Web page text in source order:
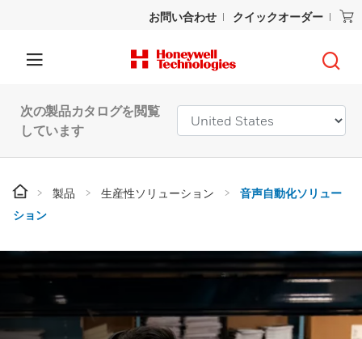
お問い合わせ クイックオーダー
次の製品カタログを閲覧
しています
製品 生産性ソリューション
音声自動化ソリュー
ション